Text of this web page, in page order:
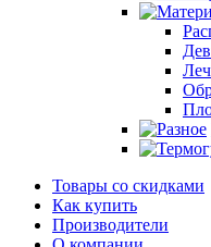
Товары со скидками
Как купить
Производители